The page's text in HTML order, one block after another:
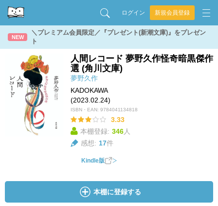
ログイン 新規会員登録
NEW
＼プレミアム会員限定／『プレゼント(新潮文庫)』をプレゼン
ト
人間レコード 夢野久作怪奇暗黒傑作
選 (角川文庫)
夢野久作
KADOKAWA
(2023.02.24)
ISBN・EAN: 9784041134818
3.33
本棚登録: 346人
感想: 17件
Kindle版
本棚に登録する